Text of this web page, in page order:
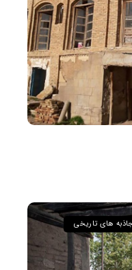
های تاریخی